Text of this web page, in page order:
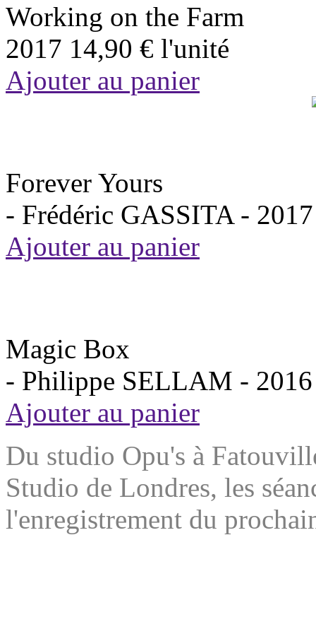
Working on the Farm
2017 14,90 € l'unité
Ajouter au panier
Forever Yours
- Frédéric GASSITA - 2017
Ajouter au panier
Magic Box
- Philippe SELLAM - 2016
Ajouter au panier
Du studio Opu's à
Studio de Londres, les
l'enregistrement du